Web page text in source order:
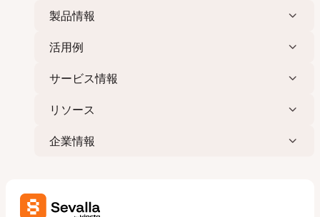
製品情報
活用例
サービス情報
リソース
企業情報